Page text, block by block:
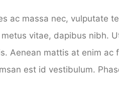
ac massa nec, vulputate
vitae, dapibus nibh.
Aenean mattis at enim ac
est id vestibulum.